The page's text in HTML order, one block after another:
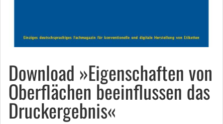
Download »Eigenschaften von
Oberflächen beeinflussen das
Druckergebnis«